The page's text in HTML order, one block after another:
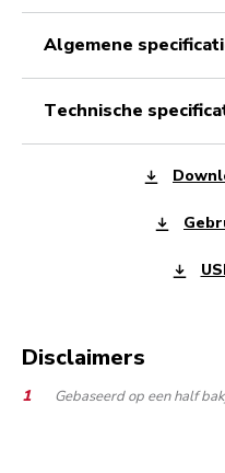
algemene
technische
Disclaimers
Gebaseerd op een half